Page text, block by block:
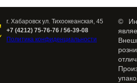
г. Хабаровск ул. Тихоокеанская, 45
+7 (4212) 75-76-76 / 56-39-08
Политика конфиденциальности
©